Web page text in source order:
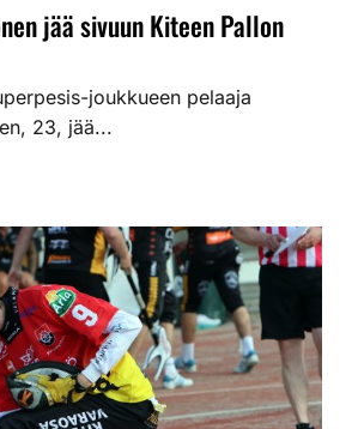
jää sivuun Kiteen Pallon
joukkueen pelaaja
23, jää...